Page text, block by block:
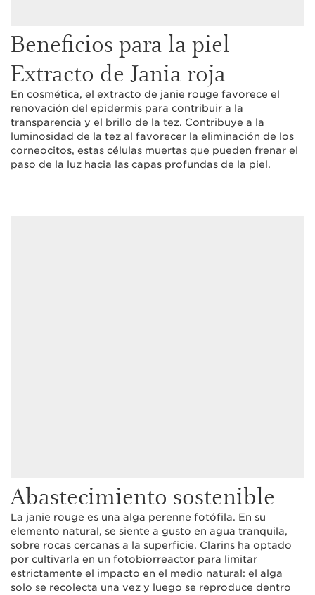
Beneficios para la piel
Extracto de Jania roja
En cosmética, el extracto de janie rouge favorece el
renovación del epidermis para contribuir a la
transparencia y el brillo de la tez. Contribuye a la
luminosidad de la tez al favorecer la eliminación de los
corneocitos, estas células muertas que pueden frenar el
paso de la luz hacia las capas profundas de la piel.
Abastecimiento sostenible
La janie rouge es una alga perenne fotófila. En su
elemento natural, se siente a gusto en agua tranquila,
sobre rocas cercanas a la superficie. Clarins ha optado
por cultivarla en un fotobiorreactor para limitar
estrictamente el impacto en el medio natural: el alga
solo se recolecta una vez y luego se reproduce dentro